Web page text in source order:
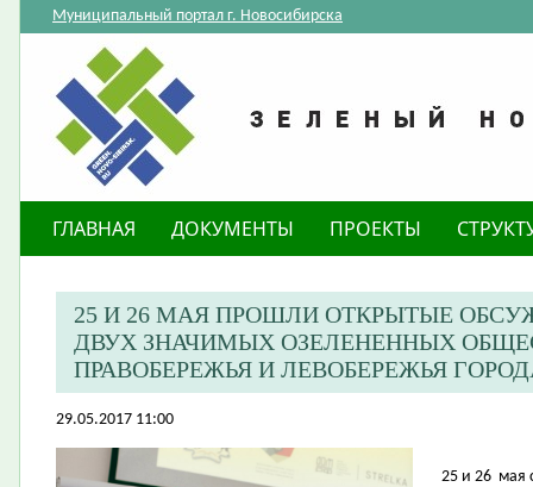
Муниципальный портал г. Новосибирска
ГЛАВНАЯ ДОКУМЕНТЫ ПРОЕКТЫ
25 И 26 МАЯ ПРОШЛИ ОТКРЫТЫЕ
ДВУХ ЗНАЧИМЫХ ОЗЕЛЕНЕННЫХ
ПРАВОБЕРЕЖЬЯ И ЛЕВОБЕРЕЖЬЯ
29.05.2017 11:00
25 и 26 мая